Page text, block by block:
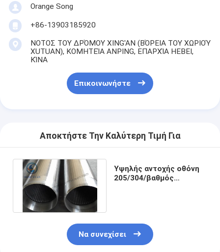
Orange Song
+86-13903185920
ΝΟΤΟΣ ΤΟΥ ΔΡΌΜΟΥ XING'AN (ΒΌΡΕΙΑ ΤΟΥ ΧΩΡΙΟΎ
XUTUAN), ΚΟΜΗΤΕΊΑ ANPING, ΕΠΑΡΧΊΑ HEBEI,
ΚΊΝΑ
Επικοινωνήστε
Αποκτήστε Την Καλύτερη Τιμή Για
Υψηλής αντοχής οθόνη
205/304/βαθμός
Να συνεχίσει